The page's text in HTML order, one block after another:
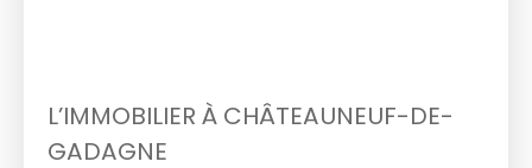
L’IMMOBILIER À CHÂTEAUNEUF-DE-
GADAGNE